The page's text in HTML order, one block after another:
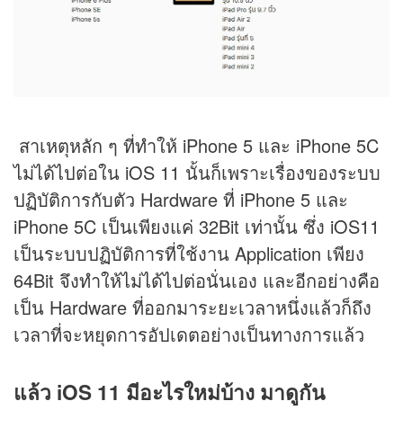
สาเหตุหลัก ๆ ที่ทำให้ iPhone 5 และ iPhone 5C
ไม่ได้ไปต่อใน iOS 11 นั้นก็เพราะเรื่องของระบบ
ปฏิบัติการกับตัว Hardware ที่ iPhone 5 และ
iPhone 5C เป็นเพียงแค่ 32Bit เท่านั้น ซึ่ง iOS11
เป็นระบบปฏิบัติการที่ใช้งาน Application เพียง
64Bit จึงทำให้ไม่ได้ไปต่อนั่นเอง และอีกอย่างคือ
เป็น Hardware ที่ออกมาระยะเวลาหนึ่งแล้วก็ถึง
เวลาที่จะหยุดการอัปเดตอย่างเป็นทางการแล้ว
แล้ว iOS 11 มีอะไรใหม่บ้าง มาดูกัน